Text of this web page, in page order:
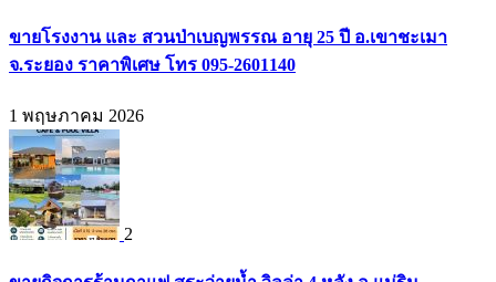
ขายโรงงาน และ สวนป่าเบญพรรณ อายุ 25 ปี อ.เขาชะเมา
จ.ระยอง ราคาพิเศษ โทร 095-2601140
1 พฤษภาคม 2026
2